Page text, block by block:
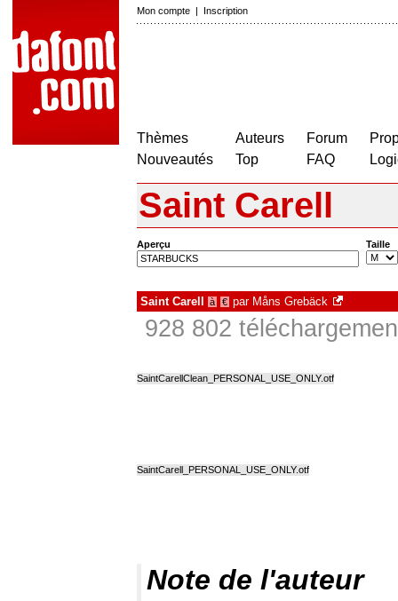
Mon compte | Inscription
Thèmes
Nouveautés
Auteurs
Top
Forum
FAQ
Saint Carell
Aperçu Taille
Saint Carell à € par Måns Grebäck
928 802
SaintCarellClean_PERSONAL_USE_ONLY.otf
SaintCarell_PERSONAL_USE_ONLY.otf
Note de l'auteur